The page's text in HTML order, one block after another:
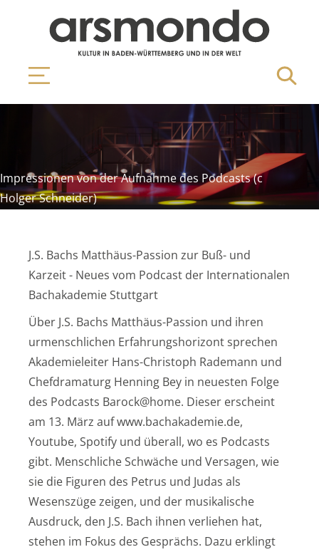
Impressionen von der Aufnahme des Podcasts (c
Holger Schneider)
J.S. Bachs Matthäus-Passion zur Buß- und
Karzeit - Neues vom Podcast der Internationalen
Bachakademie Stuttgart
Über J.S. Bachs Matthäus-Passion und ihren
urmenschlichen Erfahrungshorizont sprechen
Akademieleiter Hans-Christoph Rademann und
Chefdramaturg Henning Bey in neuesten Folge
des Podcasts Barock@home. Dieser erscheint
am 13. März auf www.bachakademie.de,
Youtube, Spotify und überall, wo es Podcasts
gibt. Menschliche Schwäche und Versagen, wie
sie die Figuren des Petrus und Judas als
Wesenszüge zeigen, und der musikalische
Ausdruck, den J.S. Bach ihnen verliehen hat,
stehen im Fokus des Gesprächs. Dazu erklingt